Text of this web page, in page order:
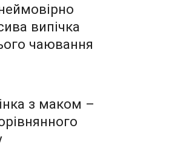
випічка
чаювання
з маком –